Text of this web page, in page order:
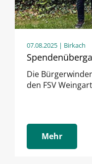
07.08.2025 | Birkach
Die
den FSV
Mehr